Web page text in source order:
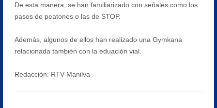
De esta manera, se han familiarizado con señales como los
pasos de peatones o las de STOP.
Además, algunos de ellos han realizado una Gymkana
relacionada también con la eduación vial.
Redacción: RTV Manilva